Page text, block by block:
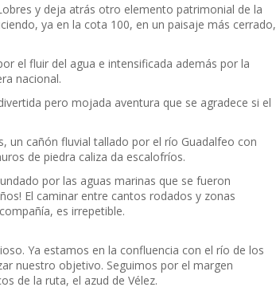
y deja atrás otro elemento patrimonial de la
ya en la cota 100, en un paisaje más cerrado,
el fluir del agua e intensificada además por la
nacional.
pero mojada aventura que se agradece si el
un cañón fluvial tallado por el río Guadalfeo con
de piedra caliza da escalofríos.
por las aguas marinas que se fueron
El caminar entre cantos rodados y zonas
es irrepetible.
Ya estamos en la confluencia con el río de los
nuestro objetivo. Seguimos por el margen
de la ruta, el azud de Vélez.